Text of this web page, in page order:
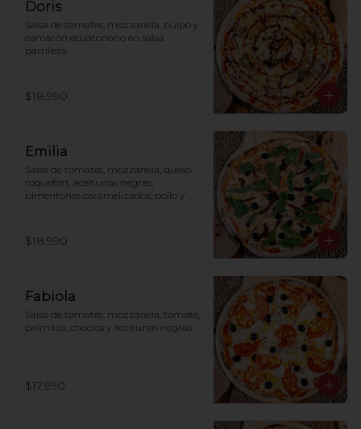
Doris
Salsa de tomates, mozzarella, pulpo y
camarón ecuatoriano en salsa
parrillera.
$18.990
Emilia
Salsa de tomates, mozzarella, queso
roquefort, aceitunas negras,
pimentones caramelizados, pollo y
$18.990
Fabiola
Salsa de tomates, mozzarella, tomate,
palmitos, choclos y aceitunas negras.
$17.990